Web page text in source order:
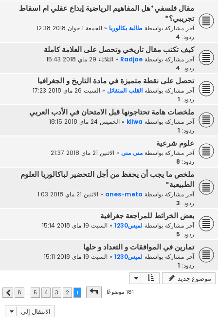
مقال فلسفي*هل المفاهيم الرياضية إبداع عقلي ام اسقاط
تجريبي؟*
آخر مشاركة بواسطة طالبة بكالوريا« الجمعة 1 جوان 2018 12:38
ردود: 4
كيف تكتب مقال تاريخي وتحصل على العلامة كاملة
آخر مشاركة بواسطة Radjae
« الثلاثاء 29 ماي 2018 15:43
ردود: 4
تحصل على نقطة متميزة في مادة التاريخ و الجغرافيا
آخر مشاركة بواسطة القلب المتفائل« السبت 26 ماي 2018 17:23
ردود:
ملخصات هامة تحتاجونها قبل الامتحان في الأدب العربي
آخر مشاركة بواسطة kilwa
« الخميس 24 ماي 2018 18:15
ردود:
علوم شرعية
آخر مشاركة بواسطة منى منى« الاثنين 21 ماي 2018 21:37
ردود: 8
ملخص ما يجب أن يحفظ من أجل التحضير لباكالوريا العلوم
الطبيعية*
آخر مشاركة بواسطة anes-meta
« الاثنين 21 ماي 2018 1:03
ردود: 3
بعض الخرائط للمراجعة جغرافية
آخر مشاركة بواسطة لميس1230 « السبت 19 ماي 2018 15:14
ردود: 5
تمارين في الموافقات و التعداد و حلها
آخر مشاركة بواسطة لميس1230 « السبت 19 ماي 2018 15:11
ردود:
موضوع جديد
181 موضوعًا صفحة من8
2
3
4
5
…
8 التالي
الانتقال إلى